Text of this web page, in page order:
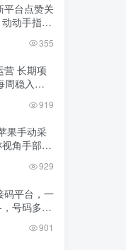
一对一
新手接入
教你用网
人已阅读
的10个优
1.5W+人已阅读
员，三个
，最高可
1.4W+人已阅读
平台点赞关
动手指一
355
营 长期项
919
果手动采
角手部操
929
码平台，一
号码多的
901